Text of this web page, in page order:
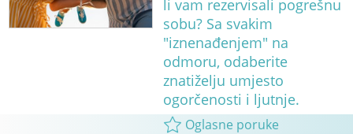
li vam rezervisali pogrešnu
sobu? Sa svakim
"iznenađenjem" na
odmoru, odaberite
znatiželju umjesto
ogorčenosti i ljutnje.
Oglasne poruke